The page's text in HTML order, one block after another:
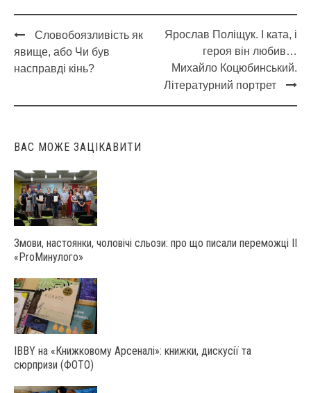
Post
navigation
Словобоязливість як
явище, або Чи був
насправді кінь?
Ярослав Поліщук. І ката, і
героя він любив…
Михайло Коцюбинський.
Літературний портрет
ВАС МОЖЕ ЗАЦІКАВИТИ
Змови, настоянки, чоловічі сльози: про що писали переможці ІІ
«ProМинулого»
IBBY на «Книжковому Арсеналі»: книжки, дискусії та
сюрпризи (ФОТО)